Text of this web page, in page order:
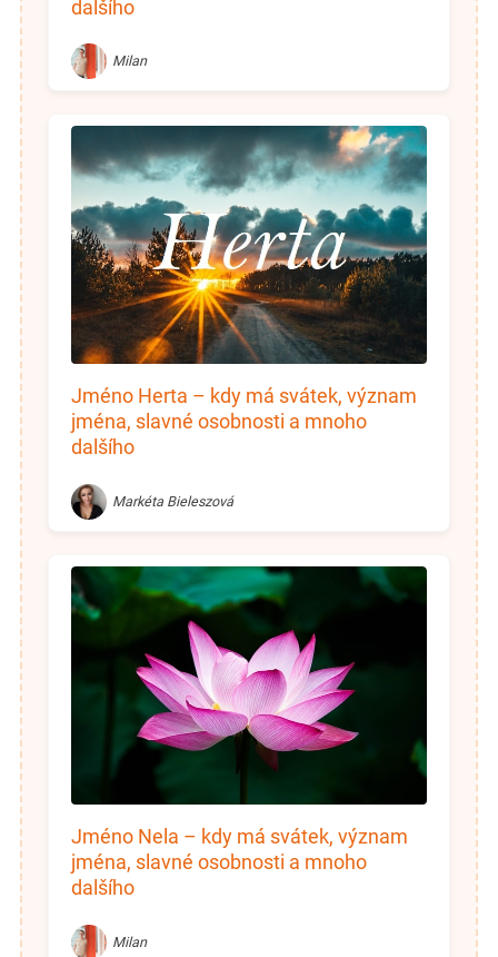
dalšího
Milan
Jméno Herta – kdy má svátek, význam
jména, slavné osobnosti a mnoho
dalšího
Markéta Bieleszová
Jméno Nela – kdy má svátek, význam
jména, slavné osobnosti a mnoho
dalšího
Milan